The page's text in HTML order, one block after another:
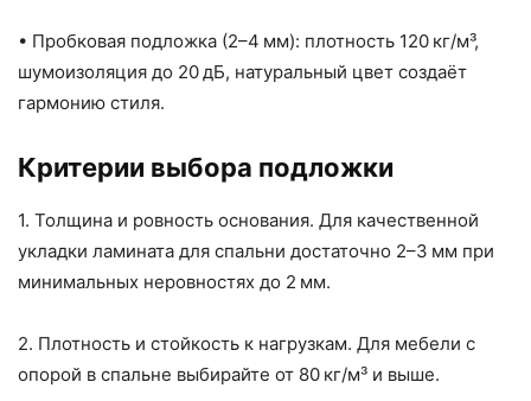
• Пробковая подложка (2–4 мм): плотность 120 кг/м³,
шумоизоляция до 20 дБ, натуральный цвет создаёт
гармонию стиля.
Критерии выбора подложки
1. Толщина и ровность основания. Для качественной
укладки ламината для спальни достаточно 2–3 мм при
минимальных неровностях до 2 мм.
2. Плотность и стойкость к нагрузкам. Для мебели с
опорой в спальне выбирайте от 80 кг/м³ и выше.